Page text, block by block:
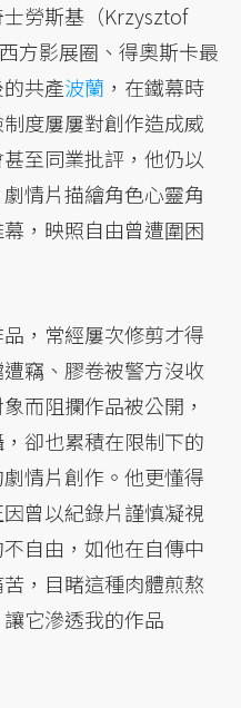
士勞斯基（Krzysztof
方影展圈、得奧斯卡最
共產波蘭 ，在鐵幕時
度屢屢對創作造成威
至同業批評，他仍以
情片描繪角色心靈角
，映照自由曾遭圍困
，常經屢次修剪才得
竊、膠卷被警方沒收
而阻攔作品被公開，
卻也累積在限制下的
情片創作。他更懂得
曾以紀錄片謹慎凝視
自由，如他在自傳中
，目睹這種肉體煎熬
它滲透我的作品